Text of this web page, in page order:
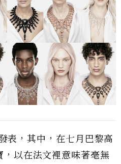
，其中，在七月巴黎高
以在法文裡意味著毫無